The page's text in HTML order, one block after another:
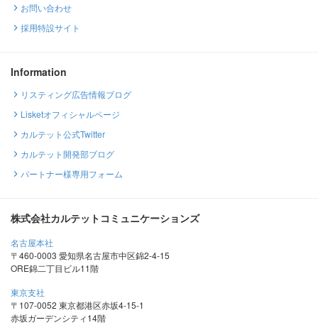
お問い合わせ
採用特設サイト
Information
リスティング広告情報ブログ
Lisketオフィシャルページ
カルテット公式Twitter
カルテット開発部ブログ
パートナー様専用フォーム
株式会社カルテットコミュニケーションズ
名古屋本社
〒460-0003 愛知県名古屋市中区錦2-4-15
ORE錦二丁目ビル11階
東京支社
〒107-0052 東京都港区赤坂4-15-1
赤坂ガーデンシティ14階